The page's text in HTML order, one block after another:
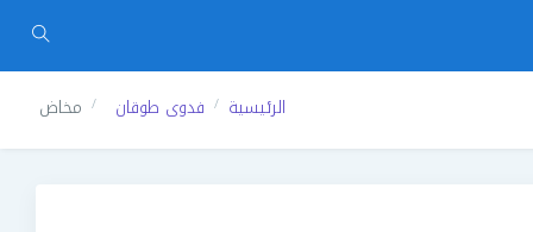
الرئيسية فدوى طوقان مخاض